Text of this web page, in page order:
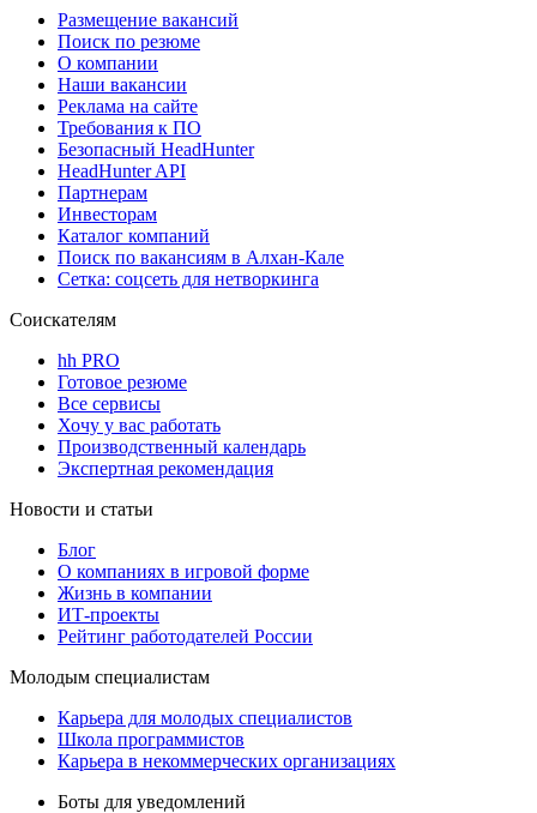
Размещение вакансий
Поиск по резюме
О компании
Наши вакансии
Реклама на сайте
Требования к ПО
Безопасный HeadHunter
HeadHunter API
Партнерам
Инвесторам
Каталог компаний
Поиск по вакансиям в Алхан-Кале
Сетка: соцсеть для нетворкинга
Соискателям
hh PRO
Готовое резюме
Все сервисы
Хочу у вас работать
Производственный календарь
Экспертная рекомендация
Новости и статьи
Блог
О компаниях в игровой форме
Жизнь в компании
ИТ-проекты
Рейтинг работодателей России
Молодым специалистам
Карьера для молодых специалистов
Школа программистов
Карьера в некоммерческих организациях
Боты для уведомлений